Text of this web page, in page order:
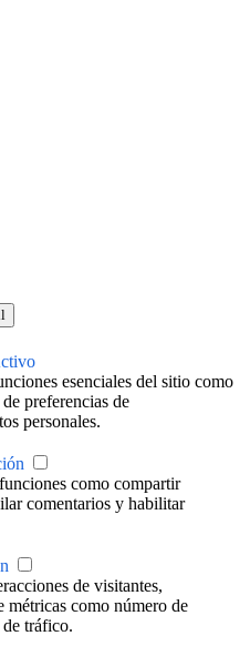
esenciales del sitio como
preferencias de
personales.
como compartir
comentarios y habilitar
de visitantes,
como número de
de tráfico.